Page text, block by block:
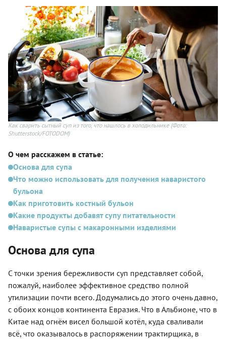
Как сварить сытный суп из того, что нашлось в холодильнике(Фото:
Shutterstock/FOTODOM)
О чем расскажем в статье:
Основа для супа
Что можно использовать для получения наваристого
бульона
Как приготовить костный бульон
Какие продукты добавят супу питательности
Наваристые супы с макаронными изделиями
Основа для супа
С точки зрения бережливости суп представляет собой,
пожалуй, наиболее эффективное средство полной
утилизации почти всего. Додумались до этого очень давно,
с обоих концов континента Евразия. Что в Альбионе, что в
Китае над огнём висел большой котёл, куда сваливали
всё, что оказывалось в распоряжении трактирщика, в